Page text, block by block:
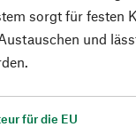
sorgt für festen
und
für die EU